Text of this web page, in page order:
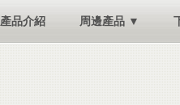
產品介紹 周邊產品 ▼